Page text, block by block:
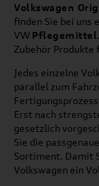
Volkswagen
finden Sie bei uns
VW Pflegemittel
Zubehör Produkte
Jedes einzelne
parallel zum
Erst nach
gesetzlich
Sie die
Sortiment. Damit
Volkswagen ein